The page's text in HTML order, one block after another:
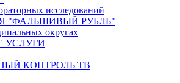
исследований
"ФАЛЬШИВЫЙ РУБЛЬ"
округах
УСЛУГИ
КОНТРОЛЬ ТВ